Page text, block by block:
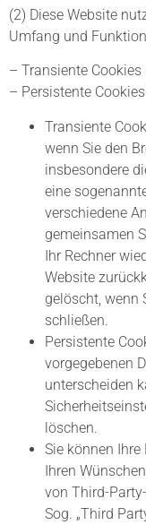
(2) Diese Website
Umfang und
– Transiente Cookies
– Persistente
Transiente
wenn Sie den
insbesondere
eine
verschiedene
gemeinsamen
Ihr Rechner
Website
gelöscht, wenn
schließen.
Persistente
vorgegebenen
unterscheiden
löschen.
Sie können
Ihren
von Third-
Sog. „Third